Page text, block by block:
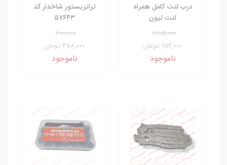
درب لنت کامل همراه
لنت لیون
1,185,000
952,000 تومان
ناموجود
ترانزیستور شاخدار کد
۵۷۶۴۳
600,000
388,000 تومان
ناموجود